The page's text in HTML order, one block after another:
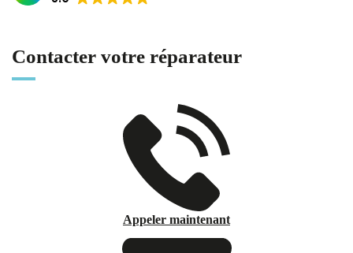
Contacter votre réparateur
Appeler maintenant